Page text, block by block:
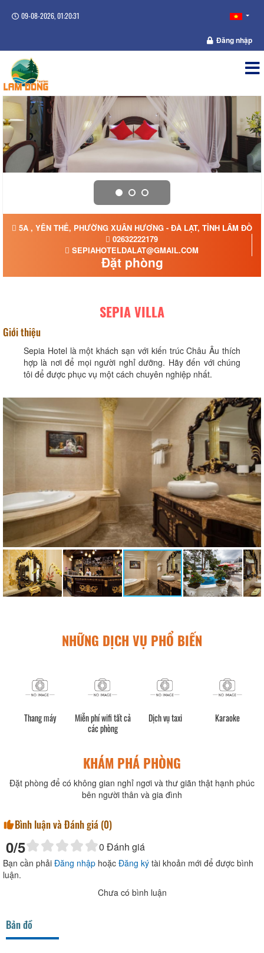
09-08-2026, 01:20:32
Đăng nhập
5A , YÊN THẾ, PHƯỜNG XUÂN HƯƠNG - ĐÀ LẠT, TỈNH LÂM ĐỒNG
02632222179
SEPIAHOTELDALAT@GMAIL.COM
Đặt phòng
SEPIA VILLA
Giới thiệu
Sepia Hotel là một khách sạn với kiến trúc Châu Âu thích
hợp là nơi để mọi người nghỉ dưỡng. Hãy đến với chúng
tôi để được phục vụ một cách chuyên nghiệp nhất.
NHỮNG DỊCH VỤ PHỔ BIẾN
Thang máy
Miễn phí wifi tất cả
các phòng
Dịch vụ taxi Karaoke
KHÁM PHÁ PHÒNG
Đặt phòng để có không gian nghỉ ngơi và thư giãn thật hạnh phúc
bên người thân và gia đình
Bình luận và Đánh giá (0)
0/5 0 Đánh giá
Bạn cần phải Đăng nhập hoặc Đăng ký tài khoản mới để được bình
luận.
Chưa có bình luận
Bản đồ